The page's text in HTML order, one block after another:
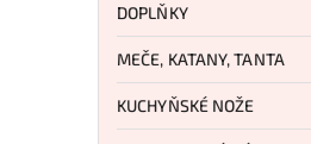
DOPLŇKY
MEČE, KATANY, TANTA
KUCHYŇSKÉ NOŽE